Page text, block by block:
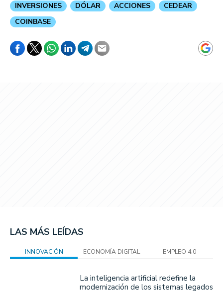
INVERSIONES DÓLAR ACCIONES
CEDEAR
COINBASE
LAS MÁS LEÍDAS
INNOVACIÓN ECONOMÍA DIGITAL EMPLEO 4.0
La inteligencia artificial redefine la
modernización de los sistemas legados